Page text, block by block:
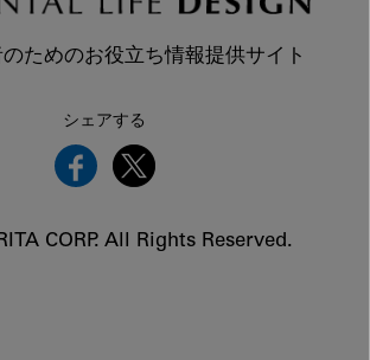
ためのお役立ち情報提供サイト
シェアする
CORP. All Rights Reserved.